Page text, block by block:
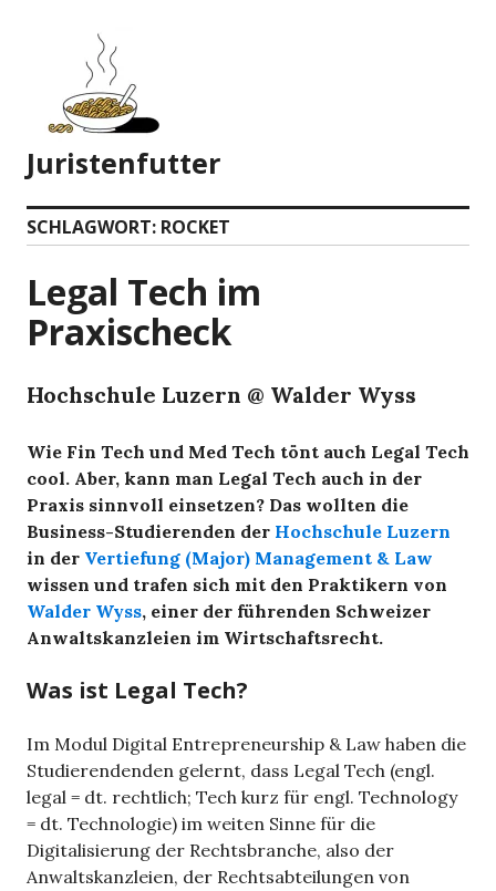
springen
Juristenfutter
SCHLAGWORT: ROCKET
Legal Tech im
Praxischeck
Hochschule Luzern @ Walder Wyss
Wie Fin Tech und Med Tech tönt auch Legal Tech
cool. Aber, kann man Legal Tech auch in der
Praxis sinnvoll einsetzen? Das wollten die
Business-Studierenden der Hochschule Luzern
in der Vertiefung (Major) Management & Law
wissen und trafen sich mit den Praktikern von
Walder Wyss, einer der führenden Schweizer
Anwaltskanzleien im Wirtschaftsrecht.
Was ist Legal Tech?
Im Modul Digital Entrepreneurship & Law haben die
Studierendenden gelernt, dass Legal Tech (engl.
legal = dt. rechtlich; Tech kurz für engl. Technology
= dt. Technologie) im weiten Sinne für die
Digitalisierung der Rechtsbranche, also der
Anwaltskanzleien, der Rechtsabteilungen von